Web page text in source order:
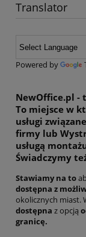
Translator
Powered by
NewOffice.pl -
To miejsce w
usługi
firmy lub
usługą
Świadczymy
Stawiamy na to
dostępna z
okolicznych miast.
dostępna z opcją
granicę.